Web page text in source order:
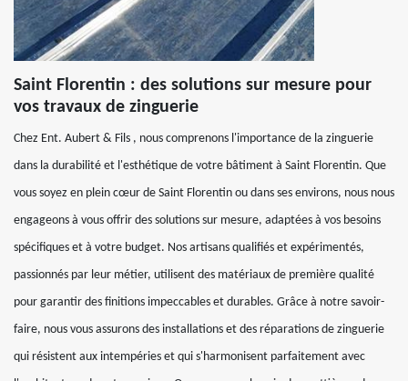
Saint Florentin : des solutions sur mesure pour
vos travaux de zinguerie
Chez Ent. Aubert & Fils , nous comprenons l'importance de la zinguerie
dans la durabilité et l'esthétique de votre bâtiment à Saint Florentin. Que
vous soyez en plein cœur de Saint Florentin ou dans ses environs, nous nous
engageons à vous offrir des solutions sur mesure, adaptées à vos besoins
spécifiques et à votre budget. Nos artisans qualifiés et expérimentés,
passionnés par leur métier, utilisent des matériaux de première qualité
pour garantir des finitions impeccables et durables. Grâce à notre savoir-
faire, nous vous assurons des installations et des réparations de zinguerie
qui résistent aux intempéries et qui s'harmonisent parfaitement avec